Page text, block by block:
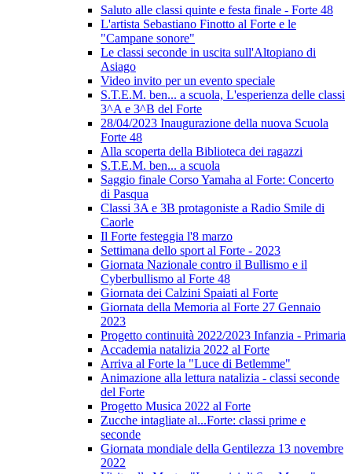
Saluto alle classi quinte e festa finale - Forte 48
L'artista Sebastiano Finotto al Forte e le
"Campane sonore"
Le classi seconde in uscita sull'Altopiano di
Asiago
Video invito per un evento speciale
S.T.E.M. ben... a scuola, L'esperienza delle classi
3^A e 3^B del Forte
28/04/2023 Inaugurazione della nuova Scuola
Forte 48
Alla scoperta della Biblioteca dei ragazzi
S.T.E.M. ben... a scuola
Saggio finale Corso Yamaha al Forte: Concerto
di Pasqua
Classi 3A e 3B protagoniste a Radio Smile di
Caorle
Il Forte festeggia l'8 marzo
Settimana dello sport al Forte - 2023
Giornata Nazionale contro il Bullismo e il
Cyberbullismo al Forte 48
Giornata dei Calzini Spaiati al Forte
Giornata della Memoria al Forte 27 Gennaio
2023
Progetto continuità 2022/2023 Infanzia - Primaria
Accademia natalizia 2022 al Forte
Arriva al Forte la "Luce di Betlemme"
Animazione alla lettura natalizia - classi seconde
del Forte
Progetto Musica 2022 al Forte
Zucche intagliate al...Forte: classi prime e
seconde
Giornata mondiale della Gentilezza 13 novembre
2022